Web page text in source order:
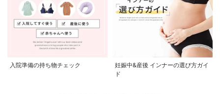
入院準備の持ち物チェック
妊娠中&産後 インナーの選び方ガイ
ド